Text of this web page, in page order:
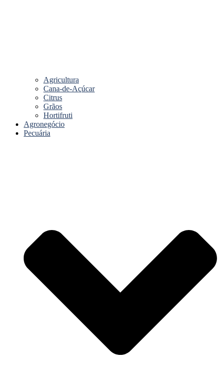
Agricultura
Cana-de-Açúcar
Citrus
Grãos
Hortifruti
Agronegócio
Pecuária